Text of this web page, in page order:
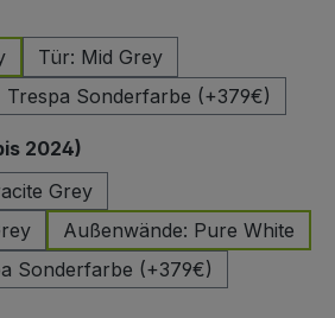
Tür: Mid Grey
Trespa Sonderfarbe (+379€)
2024)
Grey
Außenwände: Pure White
Sonderfarbe (+379€)